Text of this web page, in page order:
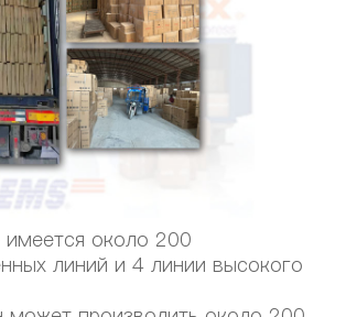
около 200
линий и 4 линии высокого